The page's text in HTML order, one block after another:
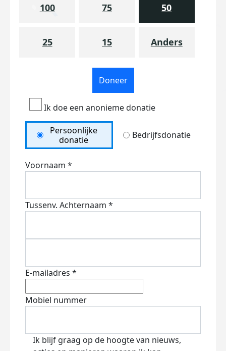
100 75 50
25 15 Anders
Doneer
Ik doe een anonieme donatie
Persoonlijke
donatie
Bedrijfsdonatie
Voornaam *
Tussenv. Achternaam *
E-mailadres *
Mobiel nummer
Ik blijf graag op de hoogte van nieuws,